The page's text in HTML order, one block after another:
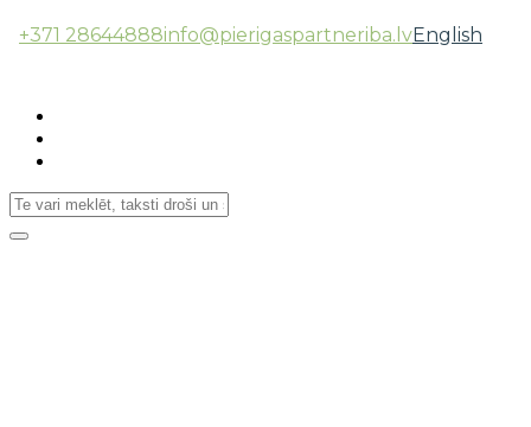
+371 28644888info@pierigaspartneriba.lvEnglish
Toggle